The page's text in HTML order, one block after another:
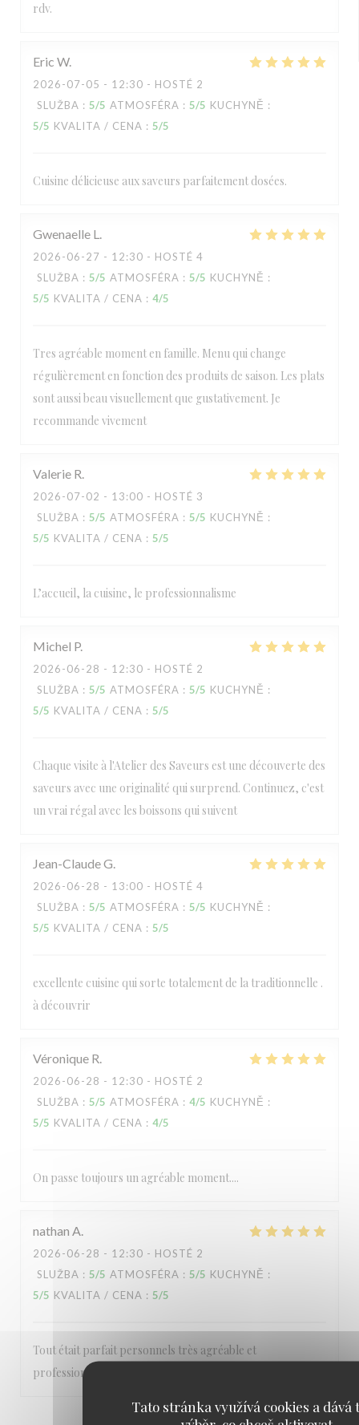
Tato stránka využívá cookies a dává
rdv.
Eric W
2026-07-05 - 12:30 - HOSTÉ 2
SLUŽBA : 5/5 ATMOSFÉRA : 5/5 KUCHYNĚ :
5/5 KVALITA / CENA : 5/5
Cuisine délicieuse aux saveurs parfaitement dosées.
Gwenaelle L
2026-06-27 - 12:30 - HOSTÉ 4
SLUŽBA : 5/5 ATMOSFÉRA : 5/5 KUCHYNĚ :
5/5 KVALITA / CENA : 4/5
Tres agréable moment en famille. Menu qui change
régulièrement en fonction des produits de saison. Les plats
sont aussi beau visuellement que gustativement. Je
recommande vivement
Valerie R
2026-07-02 - 13:00 - HOSTÉ 3
SLUŽBA : 5/5 ATMOSFÉRA : 5/5 KUCHYNĚ :
5/5 KVALITA / CENA : 5/5
L’accueil, la cuisine, le professionnalisme
Michel P
2026-06-28 - 12:30 - HOSTÉ 2
SLUŽBA : 5/5 ATMOSFÉRA : 5/5 KUCHYNĚ :
5/5 KVALITA / CENA : 5/5
Chaque visite à l'Atelier des Saveurs est une découverte des
saveurs avec une originalité qui surprend. Continuez, c'est
un vrai régal avec les boissons qui suivent
Jean-ClaudeG
2026-06-28 - 13:00 - HOSTÉ 4
SLUŽBA : 5/5 ATMOSFÉRA : 5/5 KUCHYNĚ :
5/5 KVALITA / CENA : 5/5
excellente cuisine qui sorte totalement de la traditionnelle .
à découvrir
Véronique R
2026-06-28 - 12:30 - HOSTÉ 2
SLUŽBA : 5/5 ATMOSFÉRA : 4/5 KUCHYNĚ :
5/5 KVALITA / CENA : 4/5
On passe toujours un agréable moment....
nathan A
2026-06-28 - 12:30 - HOSTÉ 2
SLUŽBA : 5/5 ATMOSFÉRA : 5/5 KUCHYNĚ :
5/5 KVALITA / CENA : 5/5
Tout était parfait personnels très agréable et
professionnel A refaire